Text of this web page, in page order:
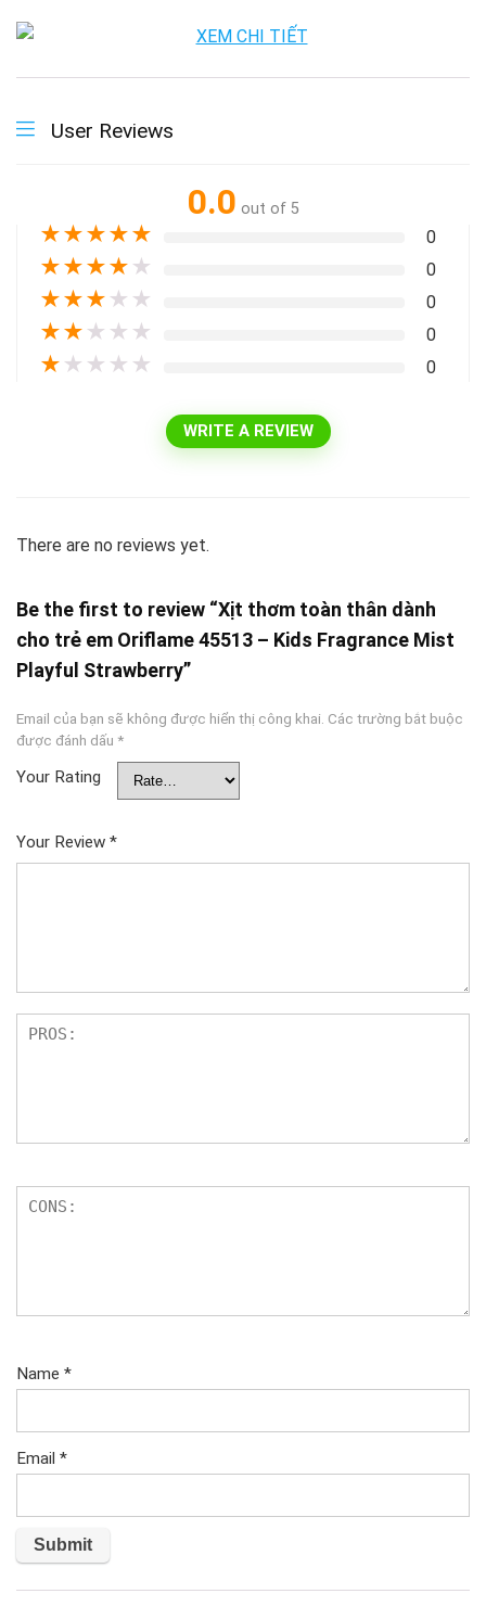
User Reviews
0.0 out of 5
★★★★★ 0
★★★★ ★ 0
★★★ ★ ★ 0
★★ ★ ★ ★ 0
★ ★ ★ ★ ★ 0
WRITE A REVIEW
There are no reviews yet.
Be the first to review “Xịt thơm toàn thân dành
cho trẻ em Oriflame 45513 – Kids Fragrance Mist
Playful Strawberry”
Email của bạn sẽ không được hiển thị công khai. Các trường bắt buộc
được đánh dấu *
Your Rating
Your Review *
Name *
Email *